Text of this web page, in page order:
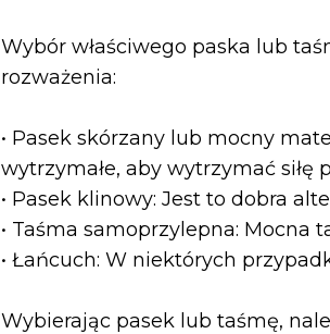
Wybór właściwego paska lub
rozważenia:
• Pasek skórzany lub mocny
wytrzymałe, aby wytrzymać siłę
• Pasek klinowy: Jest to dobra
• Taśma samoprzylepna: Mocna
• Łańcuch: W niektórych
Wybierając pasek lub taśmę,